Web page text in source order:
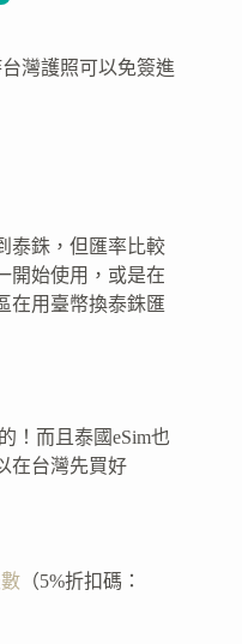
灣護照可以免簽進
泰銖，但匯率比較
開始使用，或是在
在用臺幣換泰銖匯
！而且泰國eSim也
在台灣先買好
（5%折扣碼：